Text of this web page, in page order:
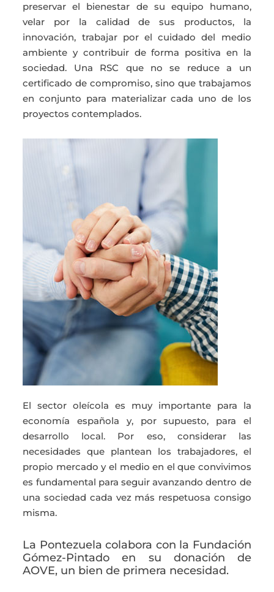
preservar el bienestar de su equipo humano,
velar por la calidad de sus productos, la
innovación, trabajar por el cuidado del medio
ambiente y contribuir de forma positiva en la
sociedad. Una RSC que no se reduce a un
certificado de compromiso, sino que trabajamos
en conjunto para materializar cada uno de los
proyectos contemplados.
El sector oleícola es muy importante para la
economía española y, por supuesto, para el
desarrollo local. Por eso, considerar las
necesidades que plantean los trabajadores, el
propio mercado y el medio en el que convivimos
es fundamental para seguir avanzando dentro de
una sociedad cada vez más respetuosa consigo
misma.
La Pontezuela colabora con la Fundación
Gómez-Pintado en su donación de
AOVE, un bien de primera necesidad.